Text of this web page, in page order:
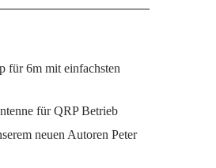
für 6m mit einfachsten
für QRP Betrieb
neuen Autoren Peter